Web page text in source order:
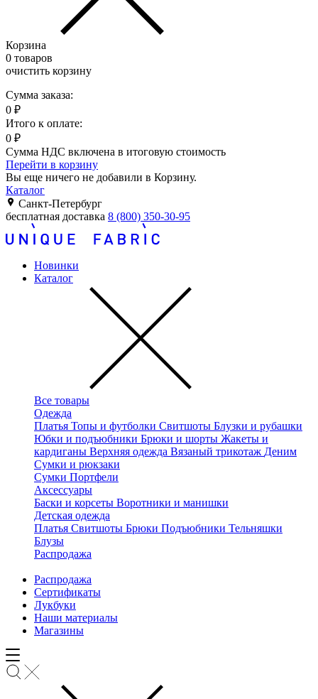
Корзина
0 товаров
очистить корзину
Сумма заказа:
0 ₽
Итого к оплате:
0 ₽
Сумма НДС включена в итоговую стоимость
Перейти в корзину
Вы еще ничего не добавили в Корзину.
Каталог
Санкт-Петербург
бесплатная доставка 8 (800) 350-30-95
Новинки
Каталог
Все товары
Одежда
Платья Топы и футболки Свитшоты Блузки и рубашки
Юбки и подъюбники Брюки и шорты Жакеты и
кардиганы Верхняя одежда Вязаный трикотаж Деним
Сумки и рюкзаки
Сумки Портфели
Аксессуары
Баски и корсеты Воротники и манишки
Детская одежда
Платья Свитшоты Брюки Подъюбники Тельняшки
Блузы
Распродажа
Распродажа
Сертификаты
Лукбуки
Наши материалы
Магазины